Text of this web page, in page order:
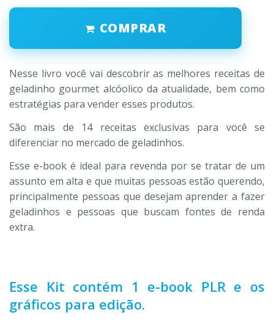
original
R$97,00.
atual
é:
R$10,90.
COMPRAR
Nesse livro você vai descobrir as melhores receitas de
geladinho gourmet alcóolico da atualidade, bem como
estratégias para vender esses produtos.
São mais de 14 receitas exclusivas para você se
diferenciar no mercado de geladinhos.
Esse e-book é ideal para revenda por se tratar de um
assunto em alta e que muitas pessoas estão querendo,
principalmente pessoas que desejam aprender a fazer
geladinhos e pessoas que buscam fontes de renda
extra.
Esse Kit contém 1 e-book PLR e os
gráficos para edição.